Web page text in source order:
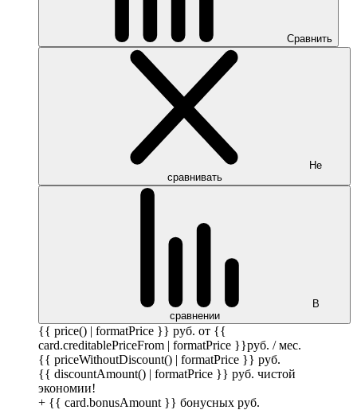
Сравнить
Не
сравнивать
В
сравнении
{{ price() | formatPrice }} руб. от {{
card.creditablePriceFrom | formatPrice }}руб. / мес.
{{ priceWithoutDiscount() | formatPrice }} руб.
{{ discountAmount() | formatPrice }} руб. чистой
экономии!
+ {{ card.bonusAmount }} бонусных руб.